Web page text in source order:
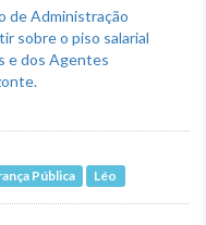
Pública Léo